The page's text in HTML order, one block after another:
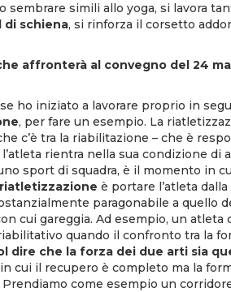
sembrare simili allo yoga, si lavora
di schiena, si rinforza il corsetto
affronterà al convegno del 24
ho iniziato a lavorare proprio in
, per fare un esempio. La
c’è tra la riabilitazione – che è
rientra nella sua condizione di
sport di squadra, è il momento in
è portare l’atleta
paragonabile a quello
cui gareggia. Ad esempio, un
quando il confronto tra la
dire che la forza dei due arti sia
cui il recupero è completo ma la
come esempio un